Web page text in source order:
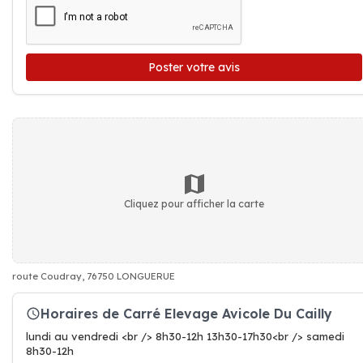
Poster votre avis
Cliquez pour afficher la carte
route Coudray, 76750 LONGUERUE
Horaires de Carré Elevage Avicole Du Cailly
lundi au vendredi <br /> 8h30-12h 13h30-17h30<br /> samedi
8h30-12h